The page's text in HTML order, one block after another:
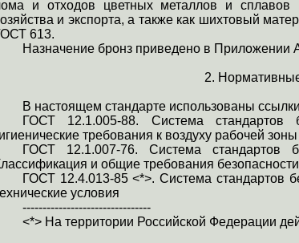
и отходов цветных металлов и сплавов
и экспорта, а также как шихтовый
613.
Назначение бронз приведено в Приложении
2.
В настоящем стандарте использованы
ГОСТ 12.1.005-88. Система стандартов
требования к воздуху рабочей зоны
ГОСТ 12.1.007-76. Система стандартов
и общие требования безопасности
ГОСТ 12.4.013-85 <*>. Система стандартов
условия
--------------------------------
<*> На территории Российской Федерации